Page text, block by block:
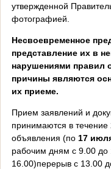
утвержденной
фотографией.
Несвоевременное
представление их в
нарушениями правил
причины являются
их приеме.
Прием заявлений и
принимаются в
объявления (по 17
рабочим дням с 9.00 до
16.00)перерыв с 13.00